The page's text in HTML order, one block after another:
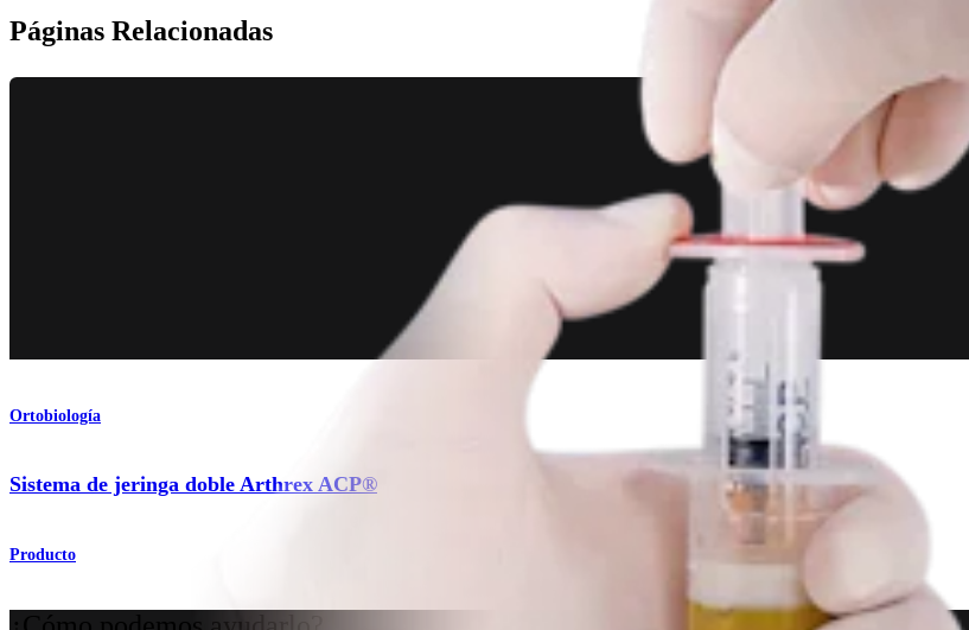
Páginas Relacionadas
Ortobiología
Sistema de jeringa doble Arthrex ACP®
Producto